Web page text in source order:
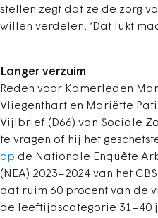
stellen zegt dat ze de zorg
willen verdelen. ‘Dat lukt
Langer verzuim
Reden voor Kamerleden
Vliegenthart en Mariëtte
Vijlbrief (D66) van Sociale
te vragen of hij het
op de Nationale Enquête
(NEA) 2023–2024 van het
dat ruim 60 procent van de
de leeftijdscategorie 31–40